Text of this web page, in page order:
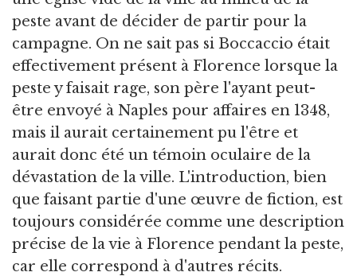
peste avant de décider de partir pour la
campagne. On ne sait pas si Boccaccio était
effectivement présent à Florence lorsque la
peste y faisait rage, son père l'ayant peut-
être envoyé à Naples pour affaires en 1348,
mais il aurait certainement pu l'être et
aurait donc été un témoin oculaire de la
dévastation de la ville. L'introduction, bien
que faisant partie d'une œuvre de fiction, est
toujours considérée comme une description
précise de la vie à Florence pendant la peste,
car elle correspond à d'autres récits.